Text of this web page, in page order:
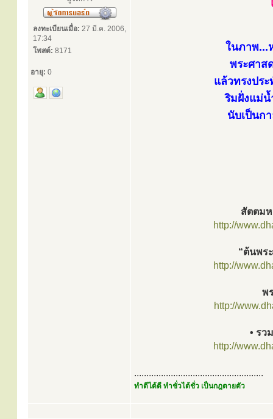
ลงทะเบียนเมื่อ: 27 มี.ค. 2006,
17:34
โพสต์: 8171
อายุ: 0
ในภาพ...
พระศาส
แล้วทรงปร
ริมฝั่งแม่
นับเป็นก
สัตตม
http://
“ต้นพร
http://
พ
http://
• รว
http://
.....................................................
ทำดีได้ดี ทำชั่วได้ชั่ว เป็นกฎตายตัว